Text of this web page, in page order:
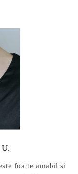
U.
foarte amabil si